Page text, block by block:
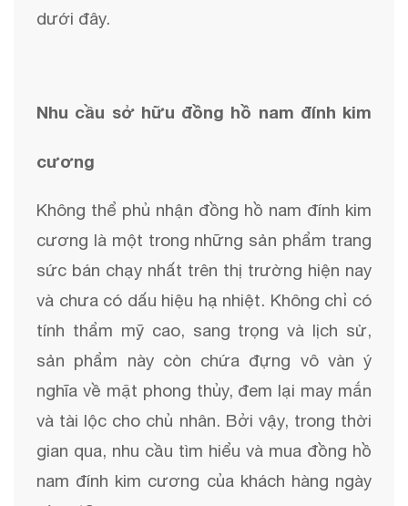
dưới đây.
Nhu cầu sở hữu đồng hồ nam đính kim
cương
Không thể phủ nhận đồng hồ nam đính kim
cương là một trong những sản phẩm trang
sức bán chạy nhất trên thị trường hiện nay
và chưa có dấu hiệu hạ nhiệt. Không chỉ có
tính thẩm mỹ cao, sang trọng và lịch sử,
sản phẩm này còn chứa đựng vô vàn ý
nghĩa về mặt phong thủy, đem lại may mắn
và tài lộc cho chủ nhân. Bởi vậy, trong thời
gian qua, nhu cầu tìm hiểu và mua đồng hồ
nam đính kim cương của khách hàng ngày